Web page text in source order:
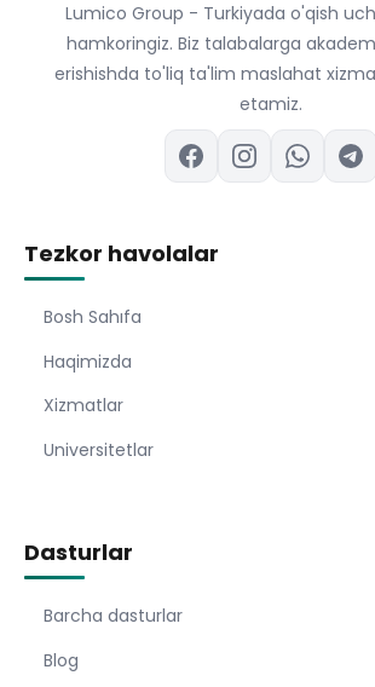
Lumico Group - Turkiyada o'qish
hamkoringiz. Biz talabalarga
erishishda to'liq ta'lim maslahat
etamiz.
Tezkor havolalar
Bosh Sahıfa
Haqimizda
Xizmatlar
Universitetlar
Dasturlar
Barcha dasturlar
Blog